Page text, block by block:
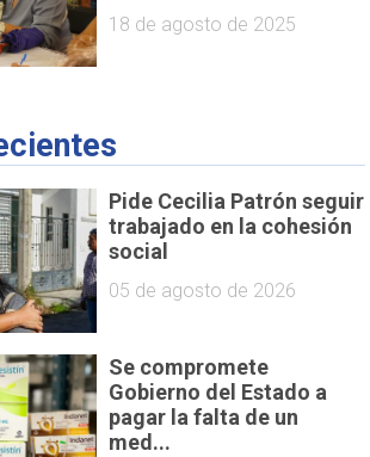
18 de agosto de 2025
Pide Cecilia Patrón seguir
trabajado en la cohesión
social
05 de agosto de 2026
Se compromete
Gobierno del Estado a
pagar la falta de un
med...